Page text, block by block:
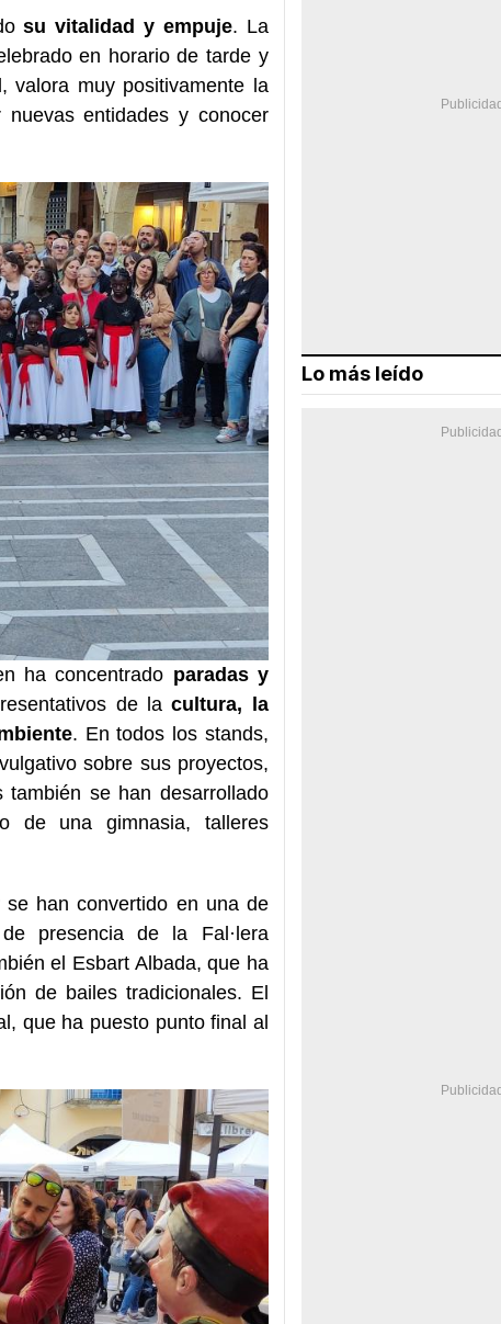
su vitalidad y empuje. La
en horario de tarde y
valora muy positivamente la
entidades y conocer
ha concentrado paradas y
de lacultura, la
. En todos los stands,
sobre sus proyectos,
también se han desarrollado
de una gimnasia, talleres
se han convertido en una de
presencia de la Fal·lera
el Esbart Albada, que ha
de bailes tradicionales. El
que ha puesto punto final al
Lo más leído